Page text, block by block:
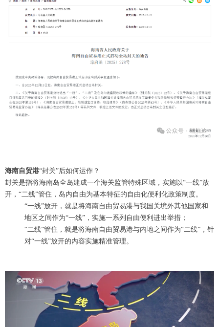
海南自贸港“封关”后如何运作？
封关是指将海南岛全岛建成一个海关监管特殊区域，实施以“一线”放
开，“二线”管住，岛内自由为基本特征的自由化便利化政策制度。
“一线”放开，就是将海南自由贸易港与我国关境外其他国家和
地区之间作为“一线”，实施一系列自由便利进出举措；
“二线”管住，就是将海南自由贸易港与内地之间作为“二线”，针
对“一线”放开的内容实施精准管理。